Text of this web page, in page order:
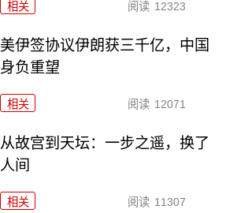
相关 阅读 12323
美伊签协议伊朗获三千亿，中国
身负重望
相关 阅读 12071
从故宫到天坛：一步之遥，换了
人间
相关 阅读 11307